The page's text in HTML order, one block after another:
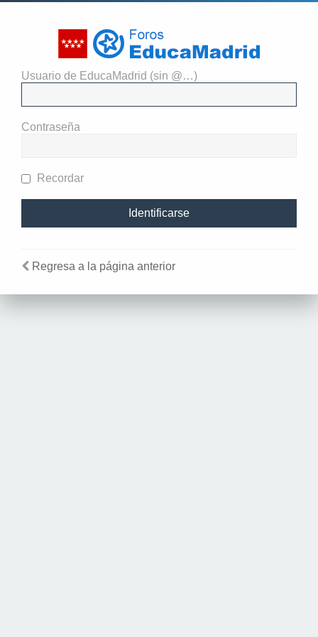
Usuario de EducaMadrid (sin @…)
Contraseña
Recordar
Regresa a la página anterior